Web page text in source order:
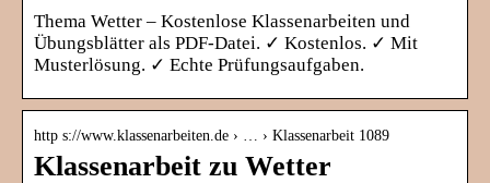
Thema Wetter – Kostenlose Klassenarbeiten und
Übungsblätter als PDF-Datei. ✓ Kostenlos. ✓ Mit
Musterlösung. ✓ Echte Prüfungsaufgaben.
http s://www.klassenarbeiten.de › … › Klassenarbeit 1089
Klassenarbeit zu Wetter